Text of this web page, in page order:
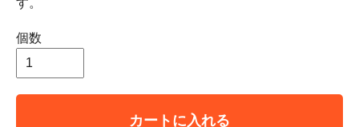
す。
個数
カートに入れる